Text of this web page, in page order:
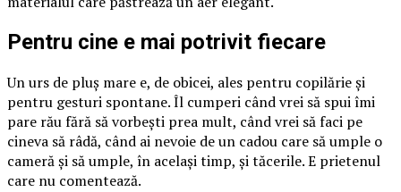
Pentru cine e mai potrivit fiecare
Un urs de pluș mare e, de obicei, ales pentru copilărie și
pentru gesturi spontane. Îl cumperi când vrei să spui îmi
pare rău fără să vorbești prea mult, când vrei să faci pe
cineva să râdă, când ai nevoie de un cadou care să umple o
cameră și să umple, în același timp, și tăcerile. E prietenul
care nu comentează.